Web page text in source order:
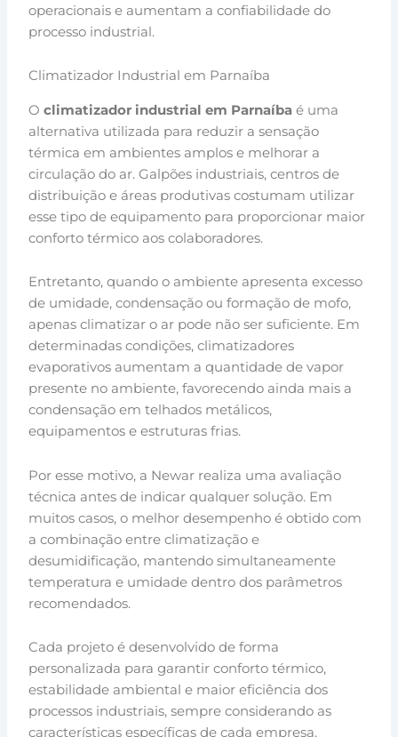
operacionais e aumentam a confiabilidade do
processo industrial.
Climatizador Industrial em Parnaíba
Oclimatizador industrial em Parnaíba é uma
alternativa utilizada para reduzir a sensação
térmica em ambientes amplos e melhorar a
circulação do ar. Galpões industriais, centros de
distribuição e áreas produtivas costumam utilizar
esse tipo de equipamento para proporcionar maior
conforto térmico aos colaboradores.
Entretanto, quando o ambiente apresenta excesso
de umidade, condensação ou formação de mofo,
apenas climatizar o ar pode não ser suficiente. Em
determinadas condições, climatizadores
evaporativos aumentam a quantidade de vapor
presente no ambiente, favorecendo ainda mais a
condensação em telhados metálicos,
equipamentos e estruturas frias.
Por esse motivo, a Newar realiza uma avaliação
técnica antes de indicar qualquer solução. Em
muitos casos, o melhor desempenho é obtido com
a combinação entre climatização e
desumidificação, mantendo simultaneamente
temperatura e umidade dentro dos parâmetros
recomendados.
Cada projeto é desenvolvido de forma
personalizada para garantir conforto térmico,
estabilidade ambiental e maior eficiência dos
processos industriais, sempre considerando as
características específicas de cada empresa.